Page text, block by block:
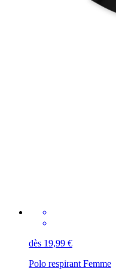
dès 19,99 €
Polo respirant Femme